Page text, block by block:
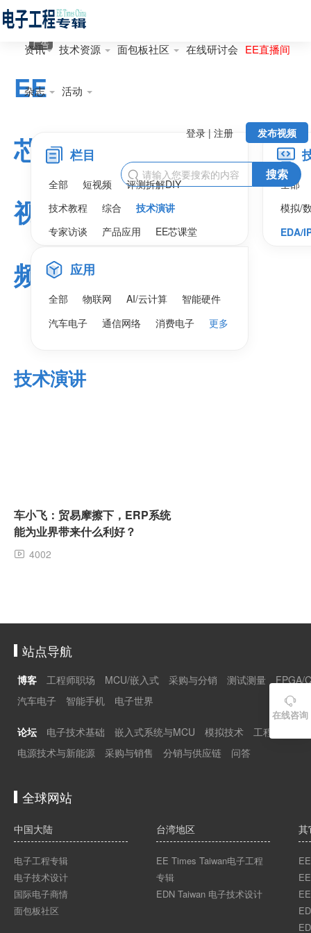
资讯 技术资源 面包板社区 在线研讨会 EE直播间
杂志 活动
发布视频
登录 | 注册
 搜索
EE
芯
视
频
广告
栏目
全部 短视频
评测拆解DIY
技术教程
综合
技术演讲
专家访谈
产品应用 EE芯课堂
全部
模拟/
EDA/
应用
全部 物联网 AI/云计算
智能硬件
汽车电子
通信网络 消费电子 更多
技术演讲
车小飞：贸易摩擦下，ERP系统
能为业界带来什么利好？
 4002
站点导航
博客 工程师职场 MCU/嵌入式 采购与分销 测试测量
FPGA/
汽车电子
智能手机 电子世界
论坛 电子技术基础 嵌入式系统与MCU 模拟技术
工程师职场
电源技术与新能源
采购与销售 分销与供应链 问答
全球网站
中国大陆
电子工程专辑
电子技术设计
国际电子商情
面包板社区
台湾地区
EE Times Taiwan电子工程
专辑
EDN Taiwan 电子技术设计
其

在线咨询